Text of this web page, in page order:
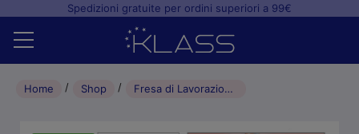
Spedizioni gratuite per ordini superiori a 99€
HomeHome Shop Fresa di Lavorazione K-Diamonds Cilindro stretto a punta FG Giallo (5pz) – L10.0mm – 015